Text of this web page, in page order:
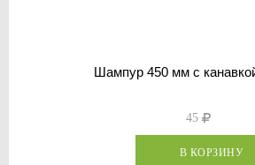
Шампур 450 мм с
45
В КОРЗИНУ